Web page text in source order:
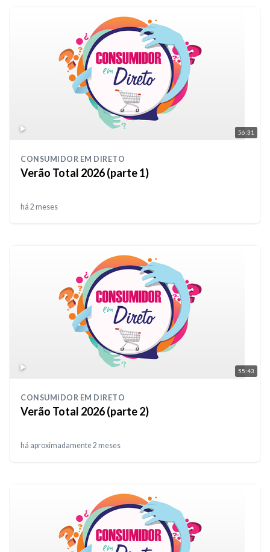
56:31
CONSUMIDOR EM DIRETO
Verão Total 2026 (parte 1)
há 2 meses
55:43
CONSUMIDOR EM DIRETO
Verão Total 2026 (parte 2)
há aproximadamente 2 meses